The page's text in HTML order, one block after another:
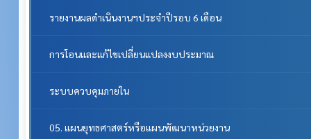
รายงานผลดำเนินงานฯประจำปีรอบ 6 เดือน
การโอนและแก้ไขเปลี่ยนแปลงงบประมาณ
ระบบควบคุมภายใน
05. แผนยุทธศาสตร์หรือแผนพัฒนาหน่วยงาน